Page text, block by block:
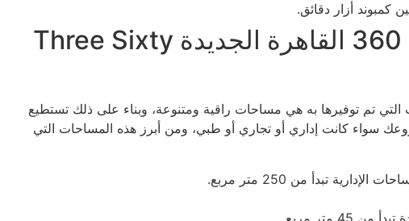
مساحة الوحدات في مول 360 القاهرة الجديدة Three Sixty
المساحات التي تم توفيرها به هي مساحات راقية ومتنوعة، وبناء على ذلك تستطيع
سواء كانت إداري أو تجاري أو طبي، ومن أبرز هذه المساحات التي